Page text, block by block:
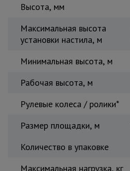
Металл
Высота, мм
Максимальная высота
установки настила, м
Минимальная высота, м
Рабочая высота, м
Рулевые колеса / ролики*
Размер площадки, м
Количество в упаковке
Максимальная нагрузка, кг